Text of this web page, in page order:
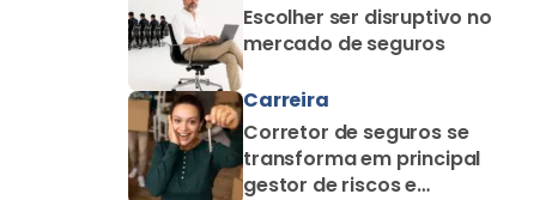
Escolher ser disruptivo no
mercado de seguros
Carreira
Corretor de seguros se
transforma em principal
gestor de riscos e